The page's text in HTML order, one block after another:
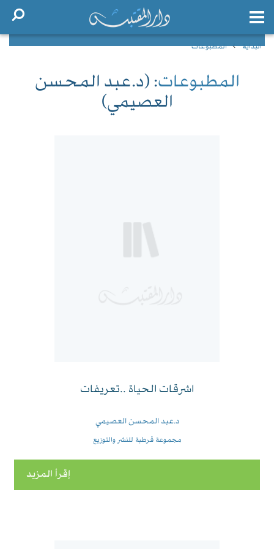
البداية المطبوعات
المطبوعات: (د.عبد المحسن
العصيمي)
اشرقات الحياة ..تعريفات
د.عبد المحسن العصيمي
مجموعة قرطبة للنشر والتوزيع
إقرأ المزيد